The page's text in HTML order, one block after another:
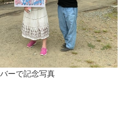
ーで記念写真